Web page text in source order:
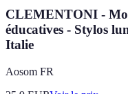
CLEMENTONI -
éducatives - Stylos
Italie
Aosom FR